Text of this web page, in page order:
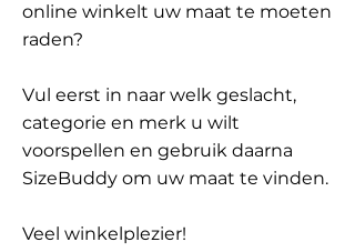
online winkelt uw maat te moeten
raden?
Vul eerst in naar welk geslacht,
categorie en merk u wilt
voorspellen en gebruik daarna
SizeBuddy om uw maat te vinden.
Veel winkelplezier!